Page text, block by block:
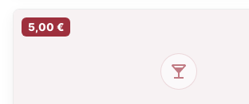
5,00 €